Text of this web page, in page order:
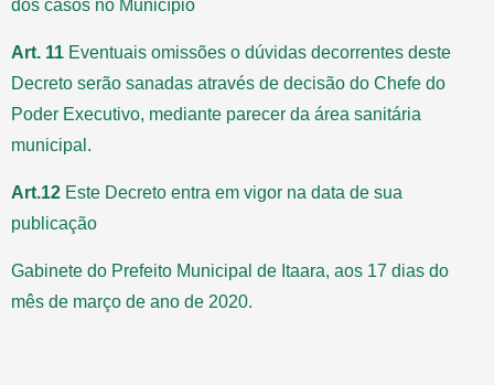
dos casos no Município
Art. 11 Eventuais omissões o dúvidas decorrentes deste
Decreto serão sanadas através de decisão do Chefe do
Poder Executivo, mediante parecer da área sanitária
municipal.
Art.12 Este Decreto entra em vigor na data de sua
publicação
Gabinete do Prefeito Municipal de Itaara, aos 17 dias do
mês de março de ano de 2020.